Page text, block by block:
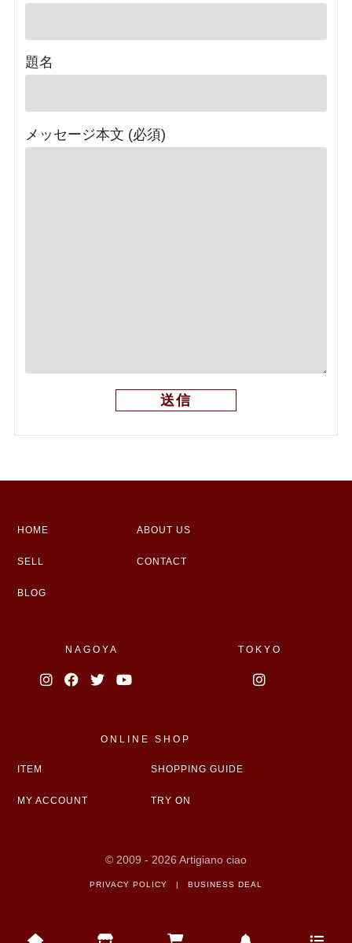
題名
メッセージ本文 (必須)
HOME ABOUT US
SELL CONTACT
BLOG
NAGOYA TOKYO
ONLINE SHOP
ITEM SHOPPING GUIDE
MY ACCOUNT TRY ON
© 2009 - 2026 Artigiano ciao
PRIVACY POLICY | BUSINESS DEAL